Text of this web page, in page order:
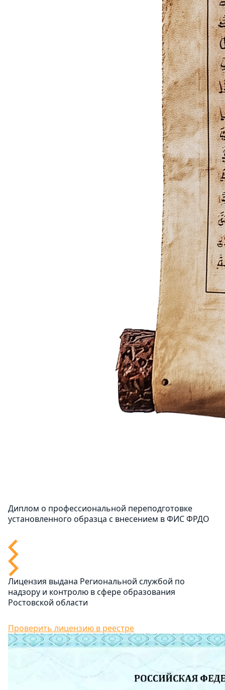
Диплом о профессиональной переподготовке
установленного образца с внесением в ФИС ФРДО
Лицензия выдана Региональной службой по
надзору и контролю в сфере образования
Ростовской области
Проверить лицензию в реестре